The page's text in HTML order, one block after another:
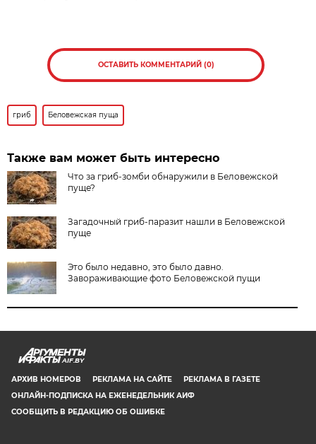
ОСТАВИТЬ КОММЕНТАРИЙ (0)
гриб Беловежская пуща
Также вам может быть интересно
Что за гриб-зомби обнаружили в Беловежской
пуще?
Загадочный гриб-паразит нашли в Беловежской
пуще
Это было недавно, это было давно.
Завораживающие фото Беловежской пущи
AIF.BY
АРХИВ НОМЕРОВ РЕКЛАМА НА САЙТЕ
РЕКЛАМА В ГАЗЕТЕ
ОНЛАЙН-ПОДПИСКА НА ЕЖЕНЕДЕЛЬНИК АИФ
СООБЩИТЬ В РЕДАКЦИЮ ОБ ОШИБКЕ